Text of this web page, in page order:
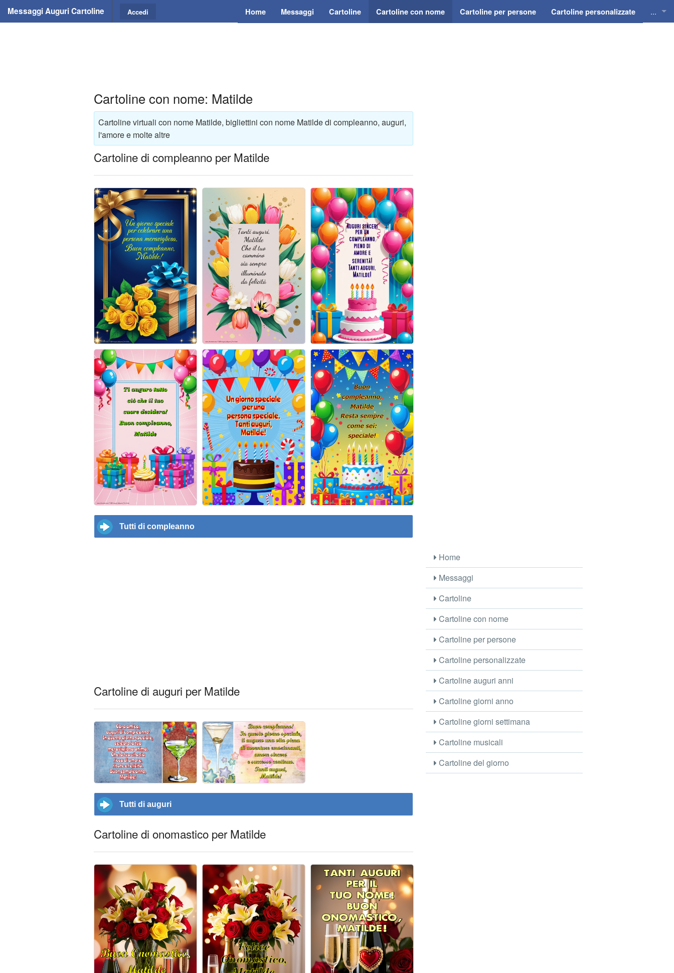
Messaggi Auguri Cartoline Home Messaggi Cartoline Cartoline con nome Cartoline per persone Cartoline personalizzate ...
Accedi
Cartoline con nome: Matilde
Cartoline virtuali con nome Matilde, bigliettini con nome Matilde di compleanno, auguri,
l'amore e molte altre
Cartoline di compleanno per Matilde
Tutti di compleanno
Cartoline di auguri per Matilde
Tutti di auguri
Cartoline di onomastico per Matilde
Home
Messaggi
Cartoline
Cartoline con nome
Cartoline per persone
Cartoline personalizzate
Cartoline auguri anni
Cartoline giorni anno
Cartoline giorni settimana
Cartoline musicali
Cartoline del giorno